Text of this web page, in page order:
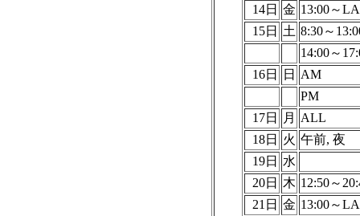
14日 金 13:00～
15日
土 8:30～
14:00～
16日
日
AM
PM
17日
月
ALL
18日
火 午前, 夜
19日
水
20日
木 12:50～
21日 金 13:00～